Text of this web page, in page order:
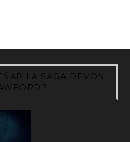
LA SAGA DEVON